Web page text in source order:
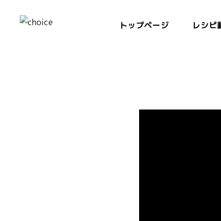
トップページ レシピ